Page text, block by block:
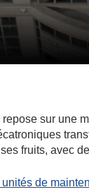
sur
fruits, avec
unités de